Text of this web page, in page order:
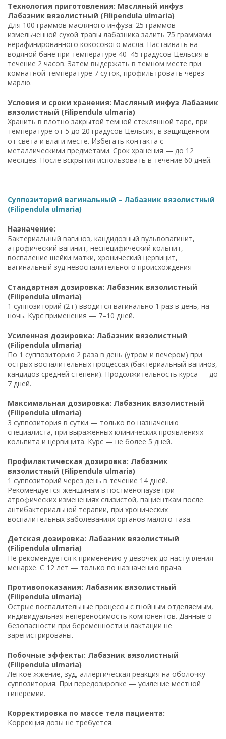
Технология приготовления: Масляный инфуз
Лабазник вязолистный (Filipendula ulmaria)
Для 100 граммов масляного инфуза: 25 граммов
измельченной сухой травы лабазника залить 75 граммами
нерафинированного кокосового масла. Настаивать на
водяной бане при температуре 40–45 градусов Цельсия в
течение 2 часов. Затем выдержать в темном месте при
комнатной температуре 7 суток, профильтровать через
марлю.
Условия и сроки хранения: Масляный инфуз Лабазник
вязолистный (Filipendula ulmaria)
Хранить в плотно закрытой темной стеклянной таре, при
температуре от 5 до 20 градусов Цельсия, в защищенном
от света и влаги месте. Избегать контакта с
металлическими предметами. Срок хранения — до 12
месяцев. После вскрытия использовать в течение 60 дней.
Суппозиторий вагинальный – Лабазник вязолистный
(Filipendula ulmaria)
Назначение:
Бактериальный вагиноз, кандидозный вульвовагинит,
атрофический вагинит, неспецифический кольпит,
воспаление шейки матки, хронический цервицит,
вагинальный зуд невоспалительного происхождения
Стандартная дозировка: Лабазник вязолистный
(Filipendula ulmaria)
1 суппозиторий (2 г) вводится вагинально 1 раз в день, на
ночь. Курс применения — 7–10 дней.
Усиленная дозировка: Лабазник вязолистный
(Filipendula ulmaria)
По 1 суппозиторию 2 раза в день (утром и вечером) при
острых воспалительных процессах (бактериальный вагиноз,
кандидоз средней степени). Продолжительность курса — до
7 дней.
Максимальная дозировка: Лабазник вязолистный
(Filipendula ulmaria)
3 суппозитория в сутки — только по назначению
специалиста, при выраженных клинических проявлениях
кольпита и цервицита. Курс — не более 5 дней.
Профилактическая дозировка: Лабазник
вязолистный (Filipendula ulmaria)
1 суппозиторий через день в течение 14 дней.
Рекомендуется женщинам в постменопаузе при
атрофических изменениях слизистой, пациенткам после
антибактериальной терапии, при хронических
воспалительных заболеваниях органов малого таза.
Детская дозировка: Лабазник вязолистный
(Filipendula ulmaria)
Не рекомендуется к применению у девочек до наступления
менархе. С 12 лет — только по назначению врача.
Противопоказания: Лабазник вязолистный
(Filipendula ulmaria)
Острые воспалительные процессы с гнойным отделяемым,
индивидуальная непереносимость компонентов. Данные о
безопасности при беременности и лактации не
зарегистрированы.
Побочные эффекты: Лабазник вязолистный
(Filipendula ulmaria)
Легкое жжение, зуд, аллергическая реакция на оболочку
суппозитория. При передозировке — усиление местной
гиперемии.
Корректировка по массе тела пациента:
Коррекция дозы не требуется.